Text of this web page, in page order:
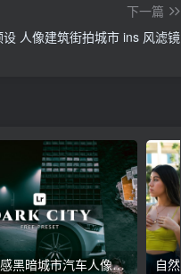
下一篇
人像建筑街拍城市 ins 风滤镜
高级电影感黑暗城市汽车人像Lr调色，附手机滤镜PS+Lightroom预设下载！